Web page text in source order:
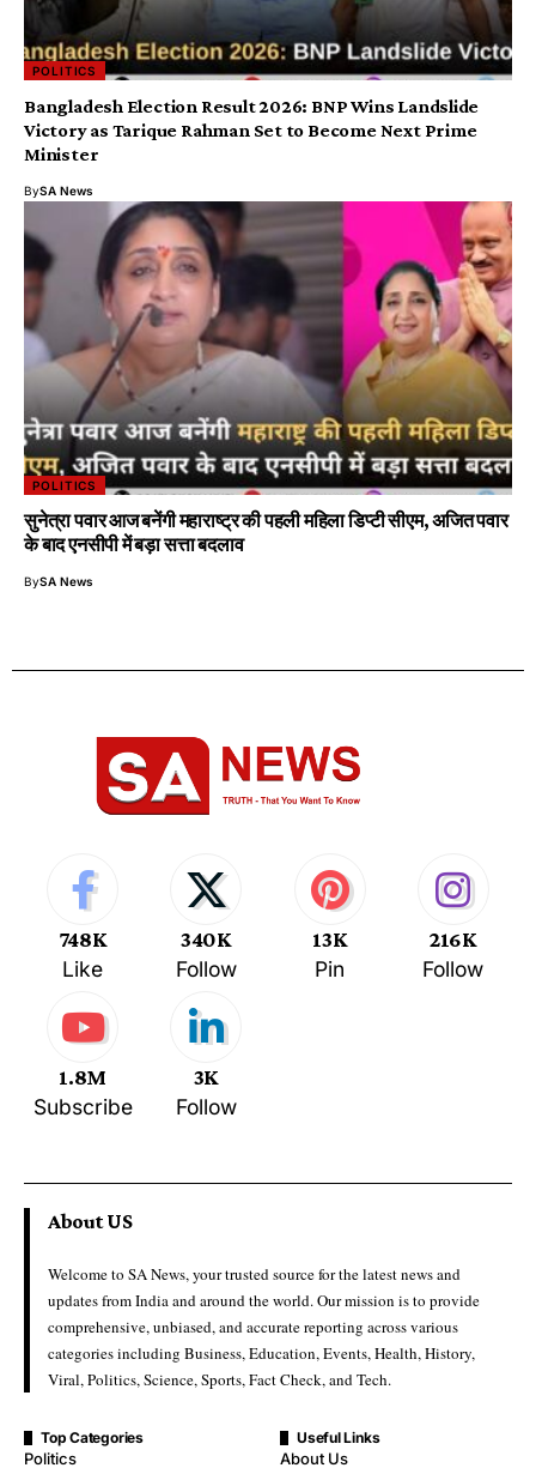
POLITICS
Bangladesh Election Result 2026: BNP Wins Landslide
Victory as Tarique Rahman Set to Become Next Prime
Minister
BySA News
POLITICS
सुनेत्रा पवार आज बनेंगी महाराष्ट्र की पहली महिला डिप्टी सीएम, अजित पवार
के बाद एनसीपी में बड़ा सत्ता बदलाव
BySA News
748K
Like
340K
Follow
13K
Pin
216K
Follow
1.8M
Subscribe
3K
Follow
About US
Welcome to SA News, your trusted source for the latest news and
updates from India and around the world. Our mission is to provide
comprehensive, unbiased, and accurate reporting across various
categories including Business, Education, Events, Health, History,
Viral, Politics, Science, Sports, Fact Check, and Tech.
Top Categories
Politics
Useful Links
About Us